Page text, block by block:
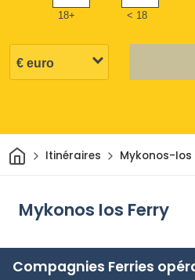
18+ < 18
Maison
Itinéraires Mykonos-Ios
Mykonos Ios Ferry
Compagnies Ferries